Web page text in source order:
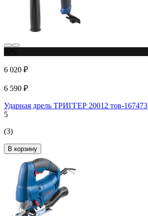
6 020 ₽
6 590 ₽
Ударная дрель ТРИГГЕР 20012 тов-167473
5
(3)
В корзину